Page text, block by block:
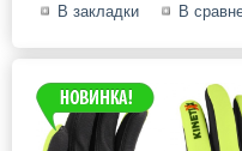
В закладки В